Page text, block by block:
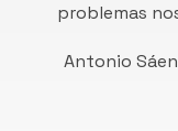
problemas
Antonio